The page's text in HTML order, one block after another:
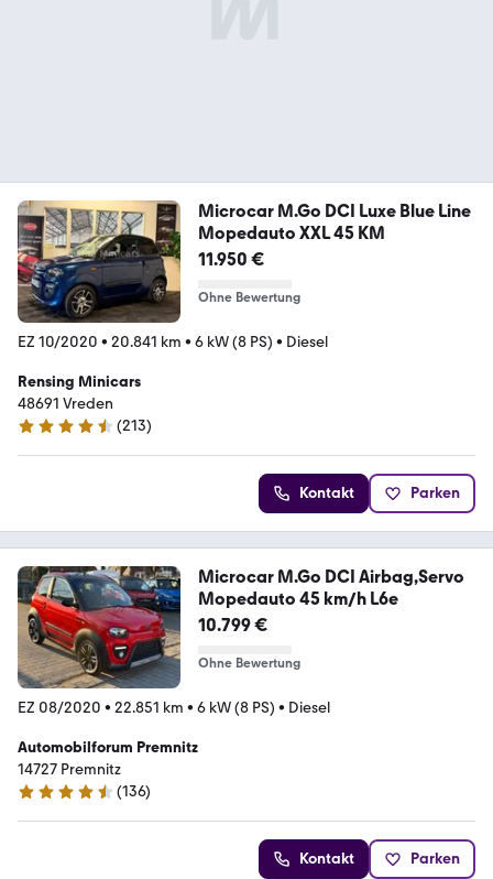
Microcar M.Go DCI Luxe Blue Line
Mopedauto XXL 45 KM
11.950 €
Ohne Bewertung
EZ 10/2020 • 20.841 km • 6 kW (8 PS) • Diesel
Rensing Minicars
48691 Vreden
4.7 Sterne
(213)
Kontakt Parken
Microcar M.Go DCI Airbag,Servo
Mopedauto 45 km/h L6e
10.799 €
Ohne Bewertung
EZ 08/2020 • 22.851 km • 6 kW (8 PS) • Diesel
Automobilforum Premnitz
14727 Premnitz
4.6 Sterne
(136)
Kontakt Parken